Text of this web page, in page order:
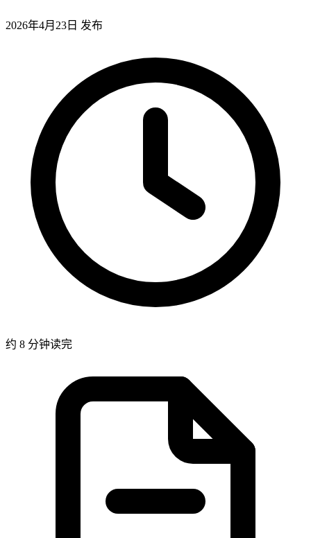
2026年4月23日 发布
约 8 分钟读完